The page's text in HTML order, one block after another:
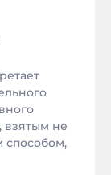
взятым не
способом,